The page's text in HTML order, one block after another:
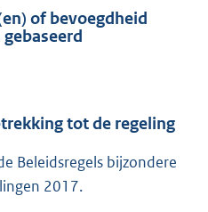
of bevoegdheid
tot de regeling
Beleidsregels bijzondere
2017.